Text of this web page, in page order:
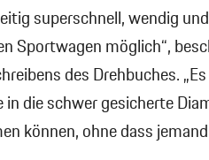
superschnell, wendig
Sportwagen möglich“,
des Drehbuches.
die schwer gesicherte
können, ohne dass